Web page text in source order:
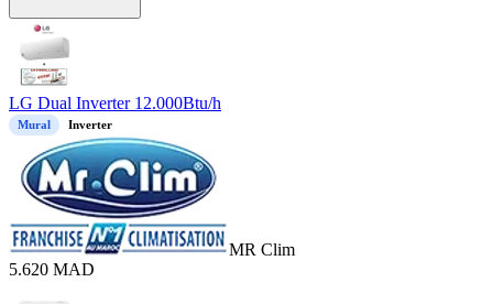
LG Dual Inverter 12.000Btu/h
Mural Inverter
MR Clim
5.620 MAD